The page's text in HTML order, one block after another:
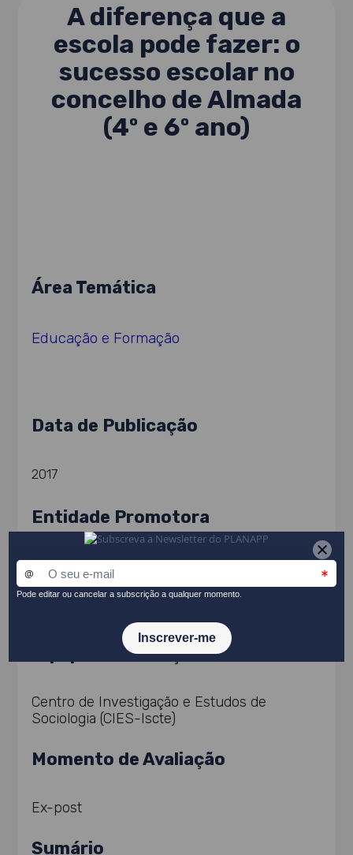
A diferença que a
escola pode fazer: o
sucesso escolar no
concelho de Almada
(4º e 6º ano)
Área Temática
Educação e Formação
Data de Publicação
2017
Entidade Promotora
Câmara Municipal de Almada
Equipa de Avaliação
Centro de Investigação e Estudos de
Sociologia (CIES-Iscte)
Momento de Avaliação
Ex-post
Sumário